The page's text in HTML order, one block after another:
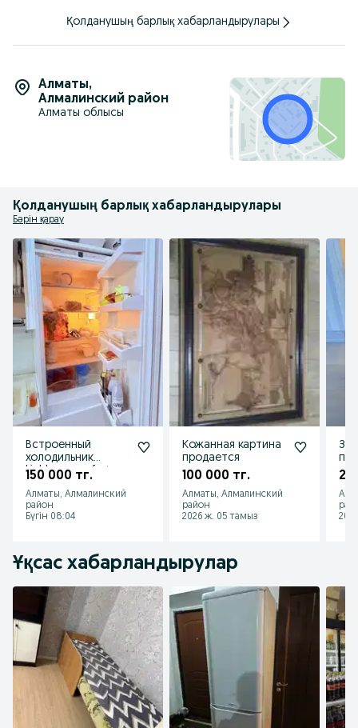
Қолданушың барлық хабарландырулары
Алматы,
Алмалинский район
Алматы облысы
Қолданушың барлық хабарландырулары
Бәрін қарау
Встроенный
холодильник
Liebherr comfort no
150 000 тг.
Алматы, Алмалинский
район
Бүгін 08:04
Кожанная картина
продается
100 000 тг.
Алматы, Алмалинский
район
2026 ж. 05 тамыз
25
Ұқсас хабарландырулар